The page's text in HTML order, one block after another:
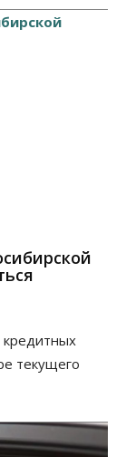
кредитных
текущего